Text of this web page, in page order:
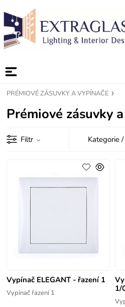
PRÉMIOVÉ ZÁSUVKY A VYPÍNAČE
Prémiové zásuvky
Filtr Kategorie
Vypínač ELEGANT - řazení 1
Vypínač řazení 1
1/